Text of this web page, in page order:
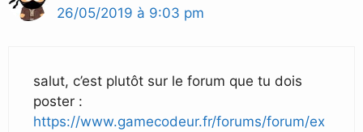
26/05/2019 à 9:03 pm
salut, c’est plutôt sur le forum que tu dois
poster :
https://www.gamecodeur.fr/forums/forum/ex